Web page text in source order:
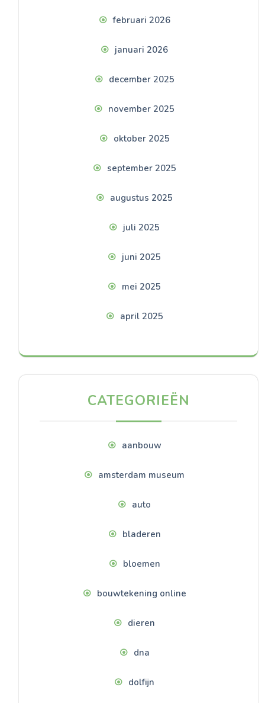
februari 2026
januari 2026
december 2025
november 2025
oktober 2025
september 2025
augustus 2025
juli 2025
juni 2025
mei 2025
april 2025
CATEGORIEËN
aanbouw
amsterdam museum
auto
bladeren
bloemen
bouwtekening online
dieren
dna
dolfijn